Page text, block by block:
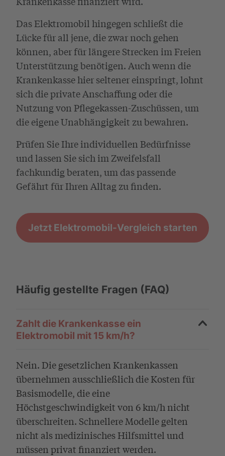
Das Elektromobil hingegen schließt die
Lücke für all jene, die zwar noch gehen
können, aber für längere Strecken im Freien
Unterstützung benötigen. Auch wenn die
Krankenkasse hier seltener einspringt, lohnt
sich die private Anschaffung oder die
Nutzung von Pflegekassen-Zuschüssen, um
die eigene Unabhängigkeit zu bewahren.
Prüfen Sie Ihre individuellen Bedürfnisse
und lassen Sie sich im Zweifelsfall
fachkundig beraten, um das passende
Gefährt für Ihren Alltag zu finden.
Jetzt Elektromobil-Vergleich starten
Häufig gestellte Fragen (FAQ)
Zahlt die Krankenkasse ein
Elektromobil mit 15 km/h?
Nein. Die gesetzlichen Krankenkassen
übernehmen ausschließlich die Kosten für
Basismodelle, die eine
Höchstgeschwindigkeit von 6 km/h nicht
überschreiten. Schnellere Modelle gelten
nicht als medizinisches Hilfsmittel und
müssen privat finanziert werden.